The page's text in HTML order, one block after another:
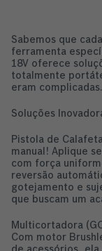
Sabemos que
ferramenta
18V oferece
totalmente
eram complicadas.
Soluções
Pistola de
manual! Aplique
com força
reversão
gotejamento e
que buscam um
Multicortadora
Com motor